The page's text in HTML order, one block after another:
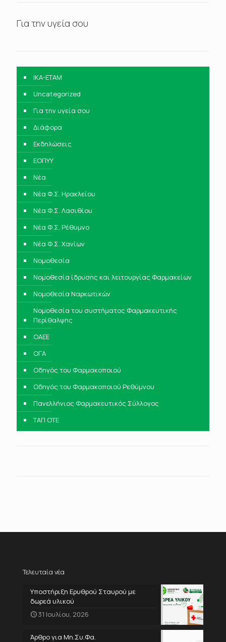
Για την υγεία σου
IKA-ETAM
Uncategorized
Για την υγεία σου
Διάφορα
Εκδηλώσεις
ΕΟΠΥΥ
Νέα
Νέα Φ.Σ. Ηρακλείου
Νέα Φ.Σ. Λασιθίου
Νέα Φ.Σ. Ρέθυμνο
Νέα Φ.Σ. Χανίων
Νομοθεσία
Νομοθεσία ίδρυσης και λειτουργίας Φαρμακείων
Νομοθεσία Ναρκωτικών
Νομοθεσία του συστήματος Φαρμακευτικής
Περίθαλψης
ΟΑΕΕ
ΟΓΑ
Οδηγός του Φαρμακοποιού
Οδηγός του Φαρμακοποιού Ρεθύμνου
Πανελλήνιος Φαρμακευτικός Σύλλογος
ΤΑΠ ΟΤΕ
Τελευταία νέα
Υποστήριξη Ερυθρού Σταυρού με
δωρεά υλικού
31 Ιουλίου, 2026
Άρθρο για Μη.Συ.Φα.